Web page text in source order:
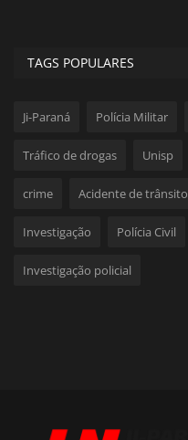
TAGS POPULARES
Ji-Paraná Polícia Militar
Tráfico de drogas Unisp
crime Acidente de trânsito
Investigação Polícia Civil
Investigação policial